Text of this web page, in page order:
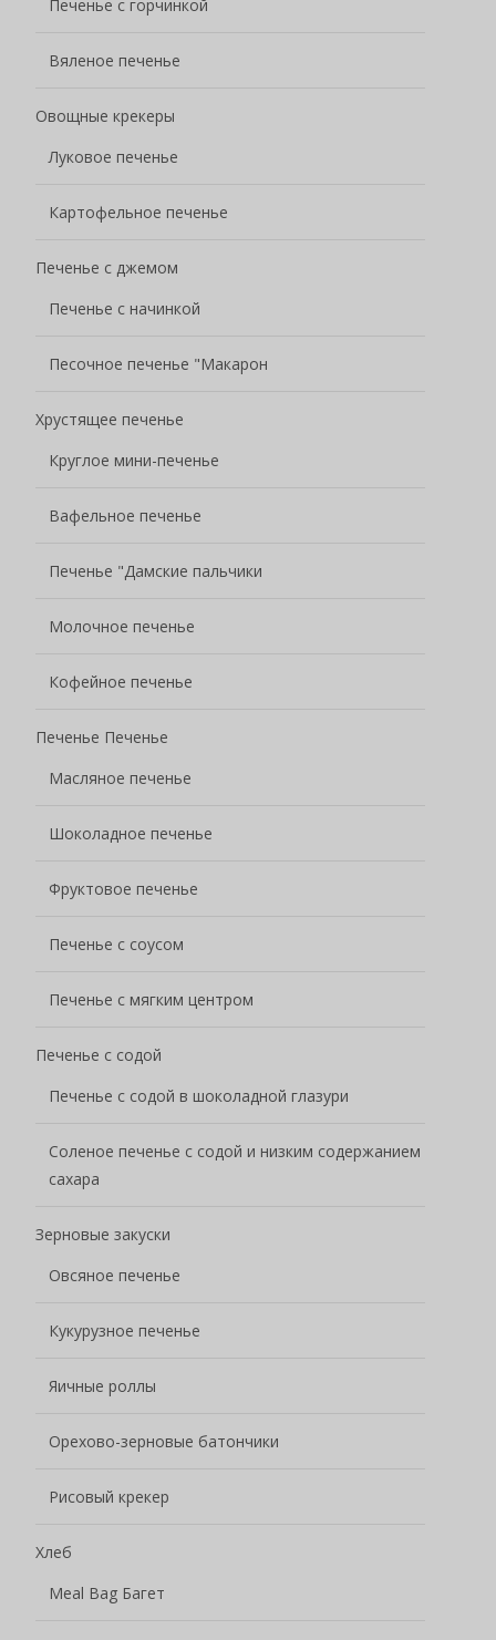
Печенье с горчинкой
Вяленое печенье
Овощные крекеры
Луковое печенье
Картофельное печенье
Печенье с джемом
Печенье с начинкой
Песочное печенье "Макарон
Хрустящее печенье
Круглое мини-печенье
Вафельное печенье
Печенье "Дамские пальчики
Молочное печенье
Кофейное печенье
Печенье Печенье
Масляное печенье
Шоколадное печенье
Фруктовое печенье
Печенье с соусом
Печенье с мягким центром
Печенье с содой
Печенье с содой в шоколадной глазури
Соленое печенье с содой и низким содержанием
сахара
Зерновые закуски
Овсяное печенье
Кукурузное печенье
Яичные роллы
Орехово-зерновые батончики
Рисовый крекер
Хлеб
Meal Bag Багет